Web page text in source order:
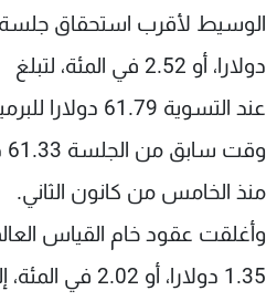
دولارا، أو 2.52 في المئة، لتبلغ
عند التسوية
منذ الخامس من كانون الثاني.
وأغلقت عقود خام القياس
1.35 دولارا، أو 2.02 في المئة، إلى 65.51 دولارا للبرميل.
سياسة